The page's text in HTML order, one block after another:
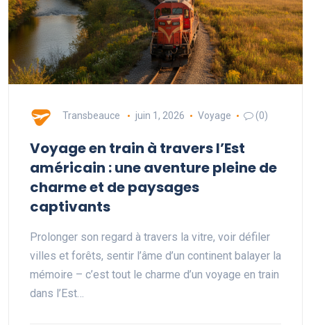
Transbeauce juin 1, 2026 Voyage (0)
Voyage en train à travers l’Est
américain : une aventure pleine de
charme et de paysages
captivants
Prolonger son regard à travers la vitre, voir défiler
villes et forêts, sentir l’âme d’un continent balayer la
mémoire – c’est tout le charme d’un voyage en train
dans l’Est…